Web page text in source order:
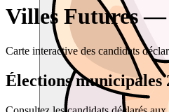
Villes Futures —
Carte interactive des candidats
Élections municipales